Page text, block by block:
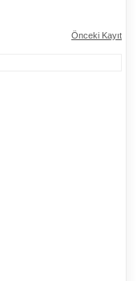
Önceki Kayıt